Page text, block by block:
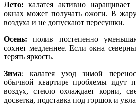
Лето: калатея активно
окнах может получать ожоги. В
воздуха и не допускают пересушки.
Осень: полив постепенно
сохнет медленнее. Если окна
терять яркость.
Зима: калатея уход зимой
обычной квартире проблемы идут
воздух, стекло охлаждает корни,
досветка, подставка под горшок и